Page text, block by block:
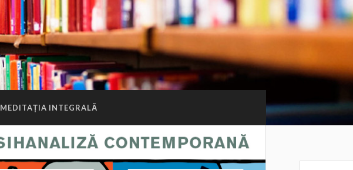
MEDITAȚIA INTEGRALĂ